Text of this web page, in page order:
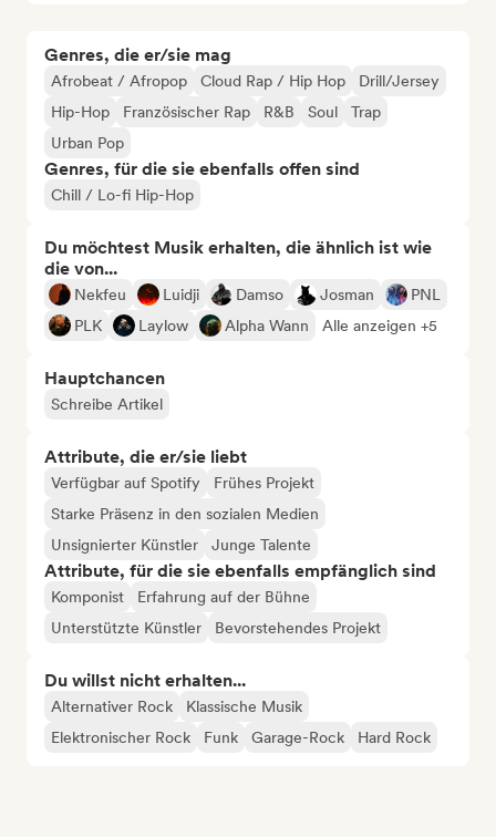
Genres, die er/sie mag
Afrobeat / Afropop Cloud Rap / Hip Hop
Drill/Jersey
Hip-Hop
Französischer Rap R&B Soul
Trap
Urban Pop
Genres, für die sie ebenfalls offen sind
Chill / Lo-fi Hip-Hop
Du möchtest Musik erhalten, die ähnlich ist wie
die von...
Nekfeu Luidji Damso Josman
PNL
PLK
Laylow Alpha Wann Alle anzeigen +5
Hauptchancen
Schreibe Artikel
Attribute, die er/sie liebt
Verfügbar auf Spotify
Frühes Projekt
Starke Präsenz in den sozialen Medien
Unsignierter Künstler
Junge Talente
Attribute, für die sie ebenfalls empfänglich sind
Komponist
Erfahrung auf der Bühne
Unterstützte Künstler
Bevorstehendes Projekt
Du willst nicht erhalten...
Alternativer Rock
Klassische Musik
Elektronischer Rock
Funk Garage-Rock Hard Rock